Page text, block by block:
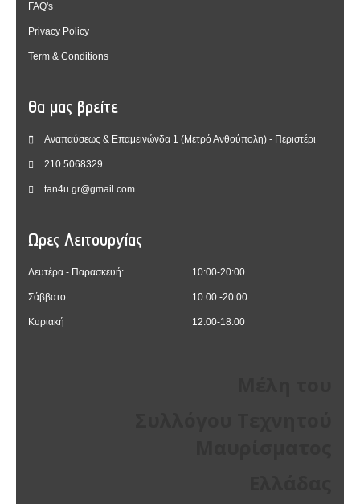
FAQ's
Privacy Policy
Term & Conditions
Θα μας βρείτε
Αναπαύσεως & Επαμεινώνδα 1 (Μετρό Ανθούπολη) - Περιστέρι
210 5068329
tan4u.gr@gmail.com
Ωρες Λειτουργίας
Δευτέρα - Παρασκευή:
Σάββατο
Κυριακή
10:00-20:00
10:00 -20:00
12:00-18:00